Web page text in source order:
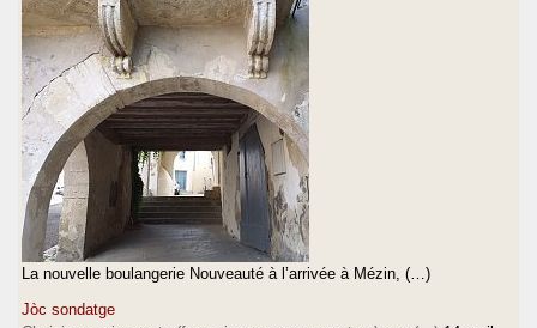
La nouvelle boulangerie Nouveauté à l’arrivée à Mézin, (…)
Jòc sondatge